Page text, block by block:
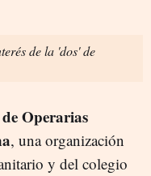
de la 'dos' de
Operarias
, una organización
y del colegio